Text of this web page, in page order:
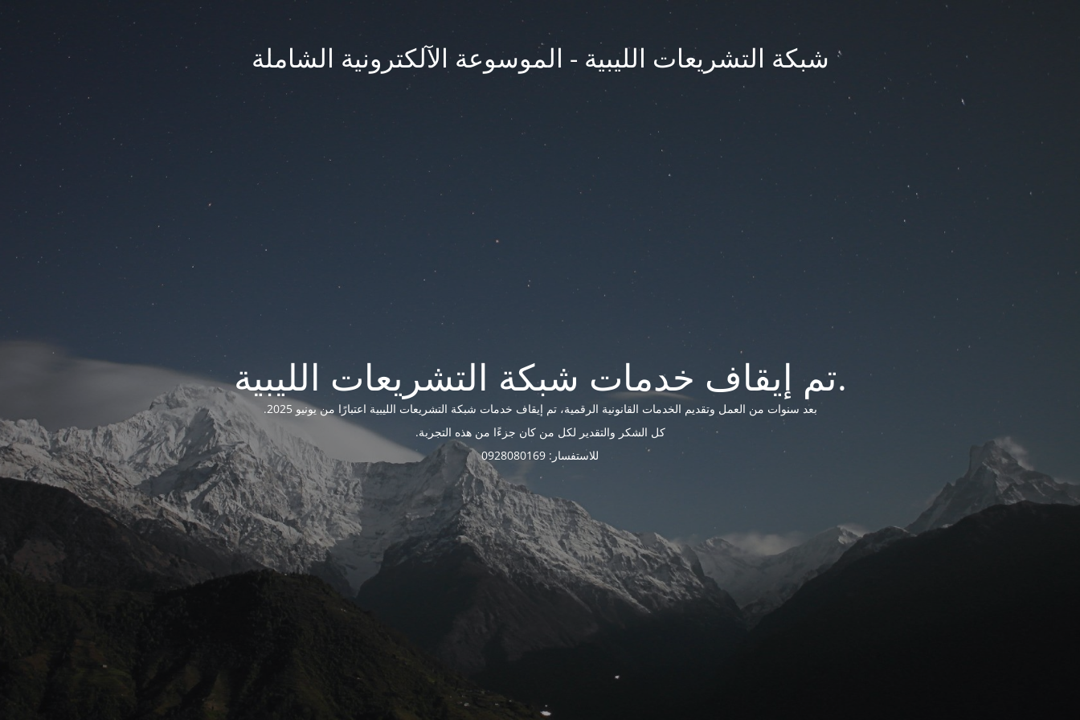
شبكة التشريعات الليبية - الموسوعة الآلكترونية الشاملة
تم إيقاف خدمات شبكة التشريعات الليبية.
بعد سنوات من العمل وتقديم الخدمات القانونية الرقمية، تم إيقاف خدمات شبكة التشريعات الليبية اعتبارًا من يونيو 2025.
كل الشكر والتقدير لكل من كان جزءًا من هذه التجربة.
للاستفسار: 0928080169